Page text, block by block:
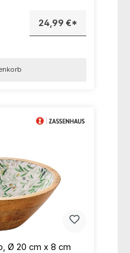
24,99 €*
Ø 20 cm x 8 cm